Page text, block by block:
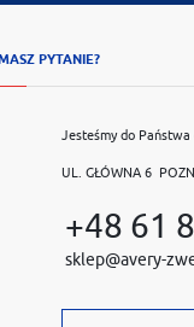
PYTANIE?
Jesteśmy do Państwa
UL. GŁÓWNA 6
+48 61
sklep@avery-